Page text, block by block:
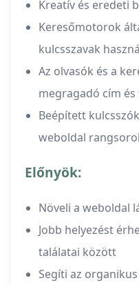
Kreatív és eredeti
Keresőmotorok
kulcsszavak
Az olvasók és a
megragadó cím
Beépített
weboldal
Előnyök:
Növeli a weboldal
Jobb helyezést
találatai között
Segíti az